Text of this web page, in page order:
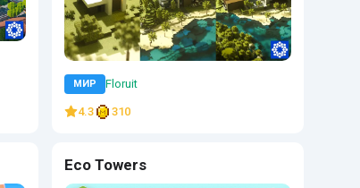
МИР Floruit
4.3 310
Eco Towers